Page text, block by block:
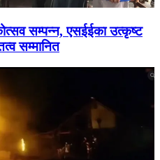
सम्पन्न, एसईईका उत्कृष्ट
सम्मानित